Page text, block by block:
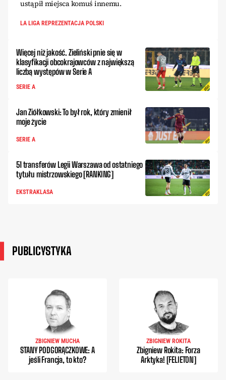
ustąpił miejsca komuś innemu.
LA LIGA REPREZENTACJA POLSKI
Więcej niż jakość. Zieliński pnie się w
klasyfikacji obcokrajowców z największą
liczbą występów w Serie A
SERIE A
Jan Ziółkowski: To był rok, który zmienił
moje życie
SERIE A
51 transferów Legii Warszawa od ostatniego
tytułu mistrzowskiego [RANKING]
EKSTRAKLASA
PUBLICYSTYKA
ZBIGNIEW MUCHA
STANY PODGORĄCZKOWE: A
jeśli Francja, to kto?
ZBIGNIEW ROKITA
Zbigniew Rokita: Forza
Arktyka! [FELIETON]